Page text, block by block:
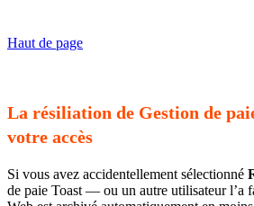
Haut de page
La résiliation de Gestion de
votre accès
Si vous avez accidentellement sélectionné
de paie Toast — ou un autre utilisateur